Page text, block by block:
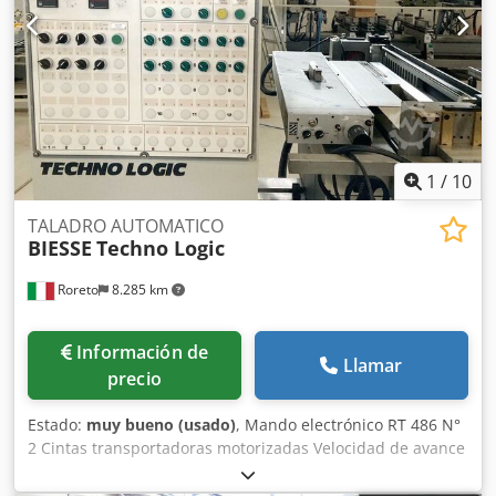
T Ttsfx Abijck Prensores verticales superior (N°) 5 Tornillos
motorizados para evacuar los escombros/virutas (N°) 2
Visualisación digitale del valor (ejes) Potencia total
instalada (Kw) 48 El CNC controla el desplazamiento (eje X)
del soporte horizontal móvil El CNC controla el
desplazamiento (eje Y) de las paradas/topes
1 / 10
Roreto 8.285 km
TALADRO AUTOMATICO
BIESSE Techno Logic
Información de
precio
Llamar
Estado: muy bueno (usado), Mando electrónico RT 486 N°
2 Cintas transportadoras motorizadas Velocidad de avance
(55 m/min ca.) N° 2 Grupos/Soportes horizontales N° 1